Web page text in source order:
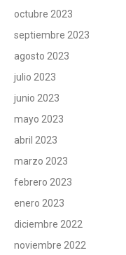
octubre 2023
septiembre 2023
agosto 2023
julio 2023
junio 2023
mayo 2023
abril 2023
marzo 2023
febrero 2023
enero 2023
diciembre 2022
noviembre 2022